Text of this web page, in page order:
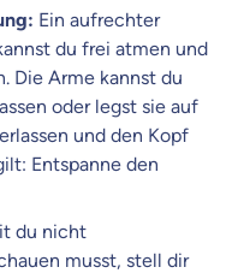
Ein aufrechter
du frei atmen und
Die Arme kannst du
oder legst sie auf
und den Kopf
Entspanne den
du nicht
musst, stell dir